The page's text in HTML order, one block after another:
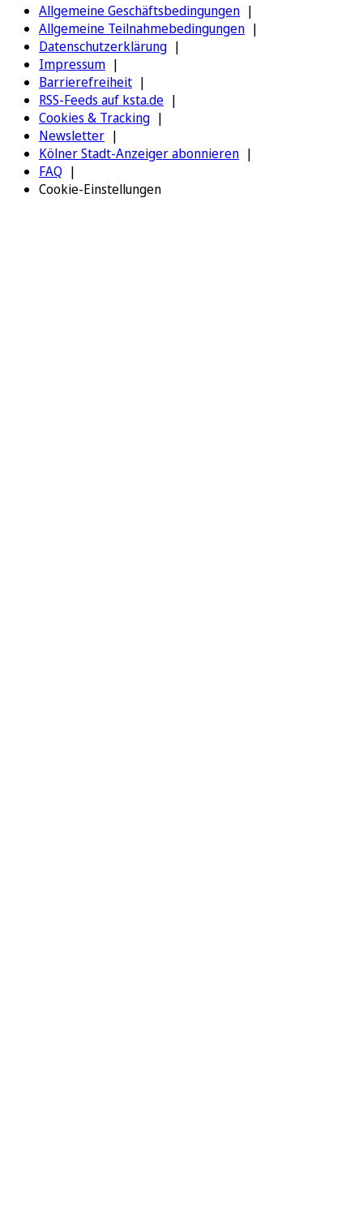
Allgemeine Geschäftsbedingungen
Allgemeine Teilnahmebedingungen
Datenschutzerklärung
Impressum
Barrierefreiheit
RSS-Feeds auf ksta.de
Cookies & Tracking
Newsletter
Kölner Stadt-Anzeiger abonnieren
FAQ
Cookie-Einstellungen